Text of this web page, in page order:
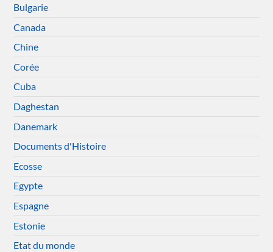
Bulgarie
Canada
Chine
Corée
Cuba
Daghestan
Danemark
Documents d'Histoire
Ecosse
Egypte
Espagne
Estonie
Etat du monde